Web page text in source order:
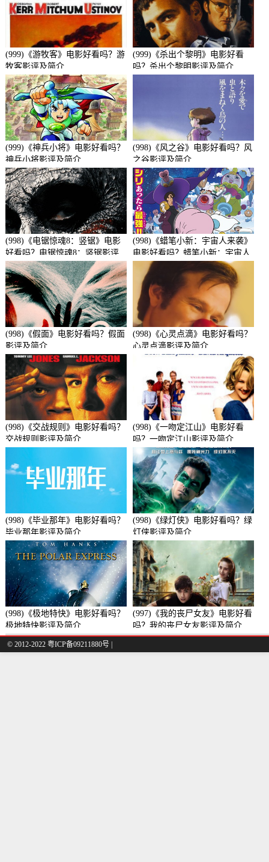
(999)《游牧客》电影好看吗？游
牧客影评及简介
(999)《杀出个黎明》电影好看
吗？杀出个黎明影评及简介
(999)《神兵小将》电影好看吗？
神兵小将影评及简介
(998)《风之谷》电影好看吗？风
之谷影评及简介
(998)《电锯惊魂8：竖锯》电影
好看吗？电锯惊魂8：竖锯影评
及简介
(998)《蜡笔小新：宇宙人来袭》
电影好看吗？蜡笔小新：宇宙人
来袭影评及简介
(998)《假面》电影好看吗？假面
影评及简介
(998)《心灵点滴》电影好看吗？
心灵点滴影评及简介
(998)《交战规则》电影好看吗？
交战规则影评及简介
(998)《一吻定江山》电影好看
吗？一吻定江山影评及简介
(998)《毕业那年》电影好看吗？
毕业那年影评及简介
(998)《绿灯侠》电影好看吗？绿
灯侠影评及简介
(998)《极地特快》电影好看吗？
极地特快影评及简介
(997)《我的丧尸女友》电影好看
吗？我的丧尸女友影评及简介
© 2012-2022 粤ICP备09211880号 |